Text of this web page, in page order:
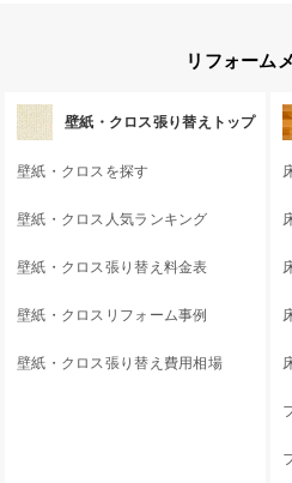
リフォーム
壁紙・クロス張り替えトップ
壁紙・クロスを探す
壁紙・クロス人気ランキング
壁紙・クロス張り替え料金表
壁紙・クロスリフォーム事例
壁紙・クロス張り替え費用相場